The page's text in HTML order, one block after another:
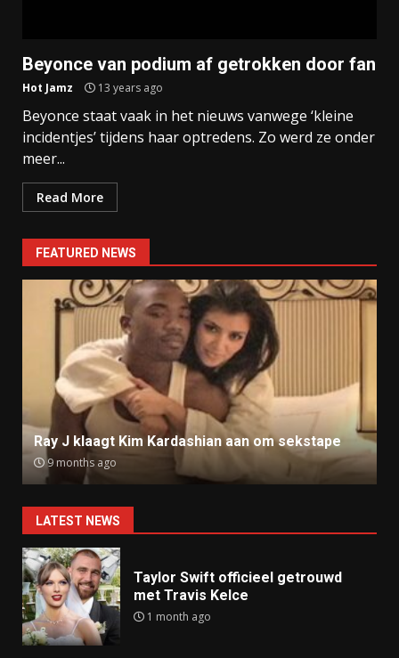
Beyonce van podium af getrokken door fan
Hot Jamz 13 years ago
Beyonce staat vaak in het nieuws vanwege ‘kleine
incidentjes’ tijdens haar optredens. Zo werd ze onder
meer...
Read More
FEATURED NEWS
Ray J klaagt Kim Kardashian aan om sekstape
9 months ago
LATEST NEWS
Taylor Swift officieel getrouwd
met Travis Kelce
1 month ago